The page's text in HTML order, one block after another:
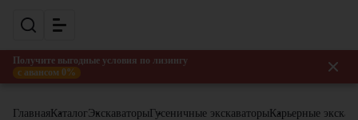
Получите выгодные условия по лизингу
с авансом 0%
Главная КаталогЭкскаваторы Гусеничные экскаваторы Карьерные